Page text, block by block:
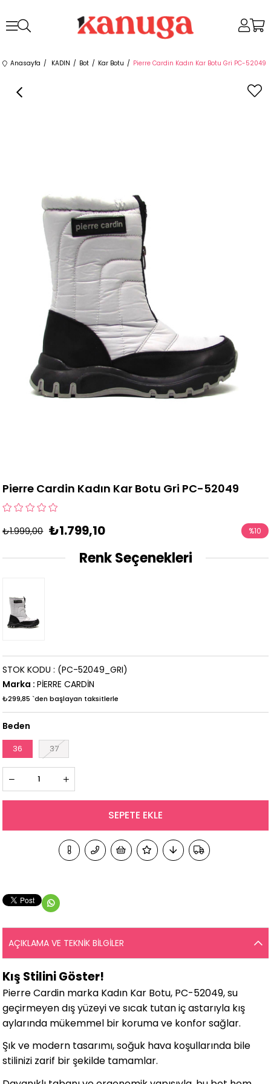
Anasayfa KADIN Bot Kar Botu Pierre Cardin Kadın Kar Botu Gri PC-52049
Pierre Cardin Kadın Kar Botu Gri PC-52049
₺1.999,00 ₺1.799,10 %10
Renk Seçenekleri
(PC-52049_GRI)
STOK KODU
Marka : PİERRE CARDİN
₺299,85 `den başlayan taksitlerle
Beden
36 37
AÇIKLAMA VE TEKNIK BILGILER
Kış Stilini Göster!
Pierre Cardin marka Kadın Kar Botu, PC-52049, su
geçirmeyen dış yüzeyi ve sıcak tutan iç astarıyla kış
aylarında mükemmel bir koruma ve konfor sağlar.
Şık ve modern tasarımı, soğuk hava koşullarında bile
stilinizi zarif bir şekilde tamamlar.